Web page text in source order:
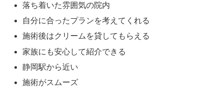
落ち着いた雰囲気の院内
自分に合ったプランを考えてくれる
施術後はクリームを貸してもらえる
家族にも安心して紹介できる
静岡駅から近い
施術がスムーズ